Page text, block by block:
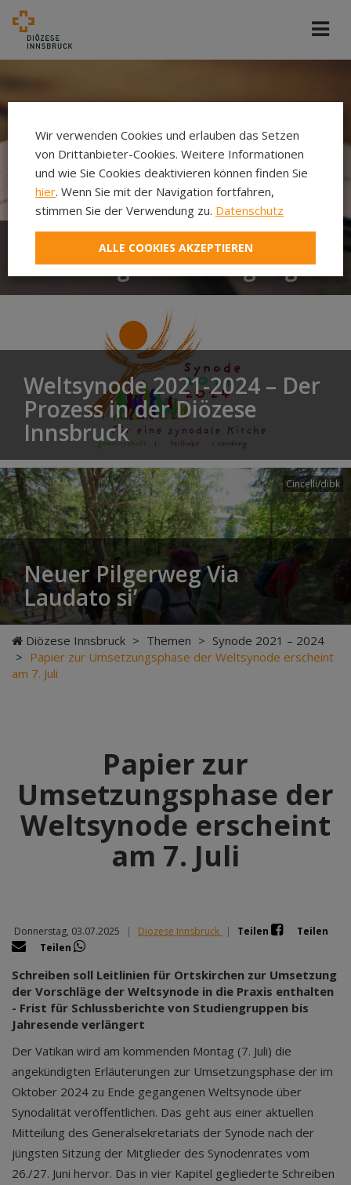
Einladung zur Beteiligung
Weltsynode 2021-2024 – Der
Prozess in der Diözese
Innsbruck
Cincelli/dibk
Neuer Pilgerweg Via
Laudato si’
Diözese Innsbruck > Themen > Synode 2021 – 2024
> Papier zur Umsetzungsphase der Weltsynode erscheint
am 7. Juli
Papier zur
Umsetzungsphase der
Weltsynode erscheint
am 7. Juli
Donnerstag, 03.07.2025 | Diözese Innsbruck | Teilen
Teilen
Teilen
Schreiben soll Leitlinien für Ortskirchen zur Umsetzung
der Vorschläge der Weltsynode in die Praxis enthalten
- Frist für Schlussberichte von Studiengruppen bis
Jahresende verlängert
Der Vatikan wird am kommenden Montag (7. Juli) die
angekündigten Erläuterungen zur Umsetzungsphase der im
Oktober 2024 zu Ende gegangenen Weltsynode über
Synodalität veröffentlichen. Das geht aus einer aktuellen
Mitteilung des Generalsekretariats der Synode nach der
jüngsten Sitzung der Mitglieder des Synodenrates vom
26./27. Juni hervor. Das in vier Kapitel gegliederte Schreiben
Wir verwenden Cookies und erlauben das Setzen
von Drittanbieter-Cookies. Weitere Informationen
und wie Sie Cookies deaktivieren können finden Sie
hier. Wenn Sie mit der Navigation fortfahren,
stimmen Sie der Verwendung zu. Datenschutz
ALLE COOKIES AKZEPTIEREN